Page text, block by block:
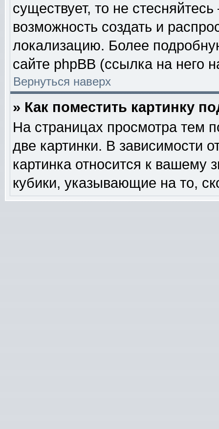
существует, то не
возможность создать и
локализацию. Более
сайте phpBB (ссылка на него
Вернуться наверх
» Как поместить картинку
На страницах просмотра тем
две картинки. В зависимости
картинка относится к вашему
кубики, указывающие на то,